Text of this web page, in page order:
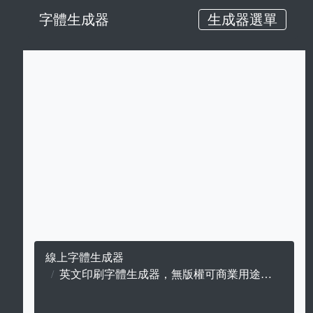
字體生成器 生成器選單
線上字體生成器
英文印刷字體生成器，無版權可商業用途的印刷字。